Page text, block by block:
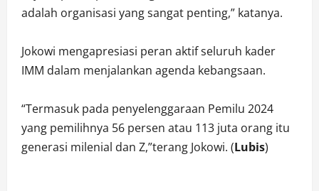
adalah organisasi yang sangat penting,” katanya.
Jokowi mengapresiasi peran aktif seluruh kader
IMM dalam menjalankan agenda kebangsaan.
“Termasuk pada penyelenggaraan Pemilu 2024
yang pemilihnya 56 persen atau 113 juta orang itu
generasi milenial dan Z,”terang Jokowi. (Lubis)